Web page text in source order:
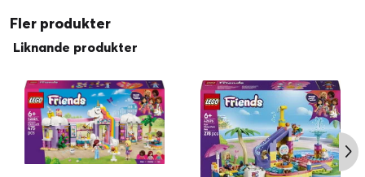
Redo att erövra världen!
Hjälp Paisley att skriva låtar i studion och använd sedan den
roterande spegeln för att visa hur hon förvandlas till
Fler produkter
Liknande produkter